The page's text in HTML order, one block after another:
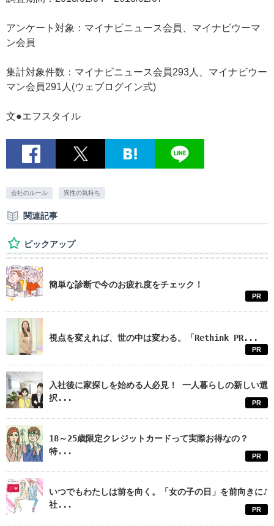
アンケート対象：マイナビニュース会員、マイナビウーマ
ン会員
集計対象件数：マイナビニュース会員293人、マイナビウー
マン会員291人(ウェブログイン式)
文●エフスタイル
会社のルール 異性の気持ち
関連記事
ピックアップ
簡単な診断で今のお疲れ度をチェック！
PR
視点を変えれば、世の中は変わる。「Rethink PR...
PR
入社後に家探しを始める人必見！ 一人暮らしの新しい選
択...
PR
18～25歳限定クレジットカードって実際お得なの？
特...
PR
いつでもわたしは前を向く。「女の子の日」を前向きに♪
社...
PR